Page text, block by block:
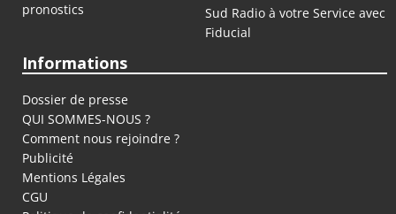
pronostics
Sud Radio à votre Service avec
Fiducial
Informations
Dossier de presse
QUI SOMMES-NOUS ?
Comment nous rejoindre ?
Publicité
Mentions Légales
CGU